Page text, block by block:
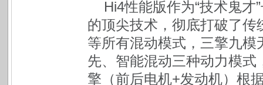
Hi4性能版作为“技术鬼
的顶尖技术，彻底打破了
等所有混动模式，三擎九
先、智能混动三种动力模
擎（前后电机+发动机）根